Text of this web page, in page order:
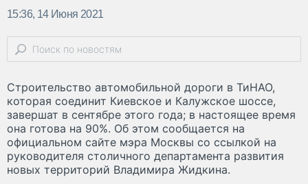
15:36, 14 Июня 2021
Строительство автомобильной дороги в ТиНАО,
которая соединит Киевское и Калужское шоссе,
завершат в сентябре этого года; в настоящее время
она готова на 90%. Об этом сообщается на
официальном сайте мэра Москвы со ссылкой на
руководителя столичного департамента развития
новых территорий Владимира Жидкина.